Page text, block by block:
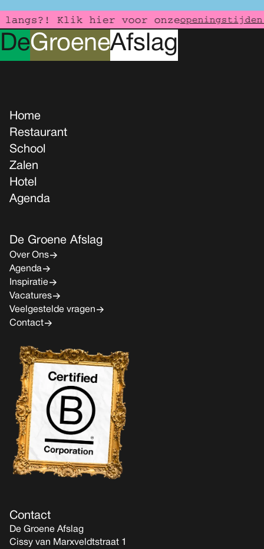
Klik hier voor onzeopeningstijden
DeGroeneAfslag
Home
Restaurant
School
Zalen
Hotel
Agenda
De Groene Afslag
Over Ons
Agenda
Inspiratie
Vacatures
Veelgestelde vragen
Contact
Contact
De Groene Afslag
Cissy van Marxveldtstraat 1